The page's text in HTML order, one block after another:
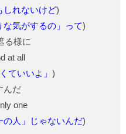
しれないけど)
気がするの」って)
る様に
at all
ていいよ」 )
んだ
one
の人」じゃないんだ)